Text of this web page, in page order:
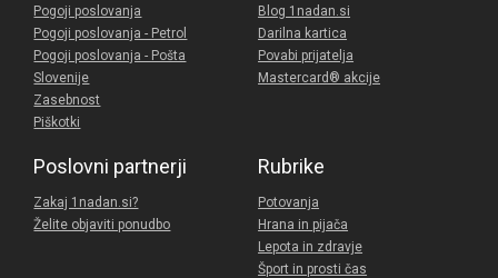
Pogoji poslovanja
Pogoji poslovanja - Petrol
Pogoji poslovanja - Pošta
Slovenije
Zasebnost
Piškotki
Blog 1nadan.si
Darilna kartica
Povabi prijatelja
Mastercard® akcije
Poslovni partnerji
Zakaj 1nadan.si?
Želite objaviti ponudbo
Rubrike
Potovanja
Hrana in pijača
Lepota in zdravje
Šport in prosti čas